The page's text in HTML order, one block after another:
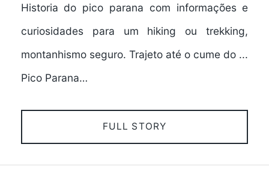
Historia do pico parana com informações e
curiosidades para um hiking ou trekking,
montanhismo seguro. Trajeto até o cume do ...
Pico Parana…
FULL STORY